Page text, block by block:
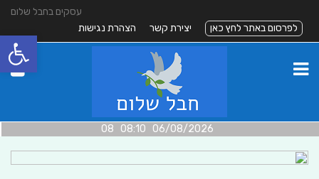
עסקים בחבל שלום
לפרסום באתר לחץ כאן
יצירת קשר הצהרת נגישות
06/08/2026 08:10 08
פתח